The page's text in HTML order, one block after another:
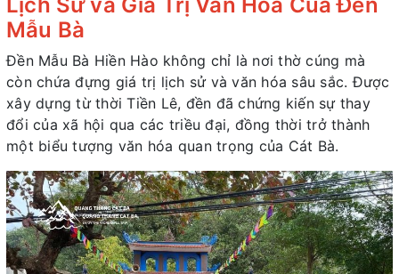
Lịch Sử và Giá Trị Văn Hóa Của Đền
Mẫu Bà
Đền Mẫu Bà Hiền Hào không chỉ là nơi thờ cúng mà
còn chứa đựng giá trị lịch sử và văn hóa sâu sắc. Được
xây dựng từ thời Tiền Lê, đền đã chứng kiến sự thay
đổi của xã hội qua các triều đại, đồng thời trở thành
một biểu tượng văn hóa quan trọng của Cát Bà.